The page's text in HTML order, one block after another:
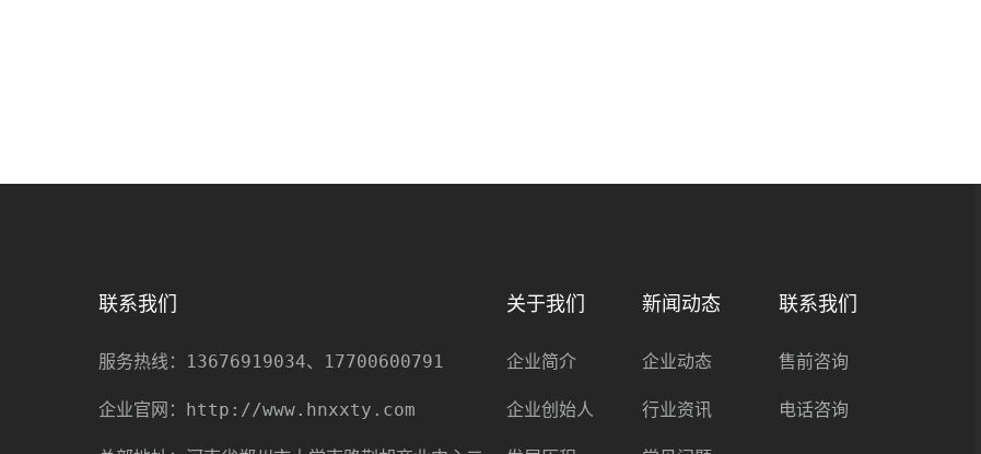
联系我们
服务热线： 13676919034、17700600791
企业官网： http://www.hnxxty.com
关于我们
企业简介
企业创始人
新闻动态
企业动态
行业资讯
联系我们
售前咨询
电话咨询